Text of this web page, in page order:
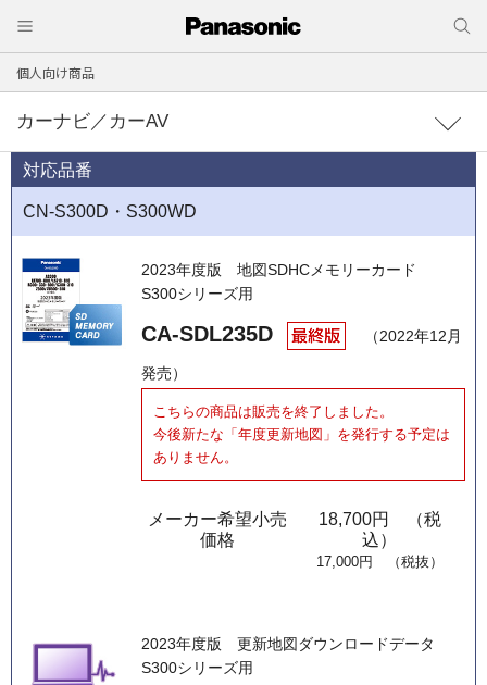
個人向け商品
カーナビ／カーAV
対応品番
CN-S300D・S300WD
2023年度版地図SDHCメモリーカード
S300シリーズ用
CA-SDL235D （2022年12月
発売）
こちらの商品は販売を終了しました。
今後新たな「年度更新地図」を発行する予定は
ありません。
メーカー希望小売
価格
18,700円 （税
込）
17,000円 （税抜）
2023年度版更新地図ダウンロードデータ
S300シリーズ用